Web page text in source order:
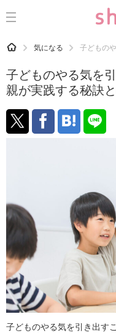
CATEGORY 記事カテゴリ
運気
洗濯
生活の知恵
趣味
食材辞典
おすすめ
HOME 気になる 子どもの
子どものやる気を
親が実践する秘訣
子どものやる気を引き出す